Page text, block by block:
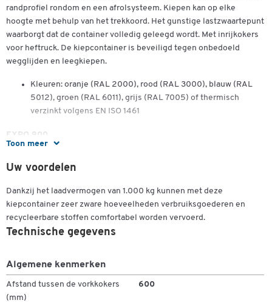
Toon meer
randprofiel rondom en een afrolsysteem. Kiepen kan op elke
hoogte met behulp van het trekkoord. Het gunstige lastzwaartepunt
waarborgt dat de container volledig geleegd wordt. Met inrijkokers
voor heftruck. De kiepcontainer is beveiligd tegen onbedoeld
wegglijden en leegkiepen.
Kleuren: oranje (RAL 2000), rood (RAL 3000), blauw (RAL
5012), groen (RAL 6011), grijs (RAL 7005) of thermisch
verzinkt volgens EN ISO 1461
EXPO 900
Buitenafm. (lxbxh): 1260 x 1570 x 835 mm
- gelakt: ca. 173 kg
Tegen meerprijs te bestellen:
Olie- en waterdicht gelast (zie toebehoren)
Uw voordelen
Dankzij het laadvermogen van 1.000 kg kunnen met deze
kiepcontainer zeer zware hoeveelheden verbruiksgoederen en
recycleerbare stoffen comfortabel worden vervoerd.
Technische gegevens
Algemene kenmerken
Afstand tussen de vorkkokers
(mm)
600